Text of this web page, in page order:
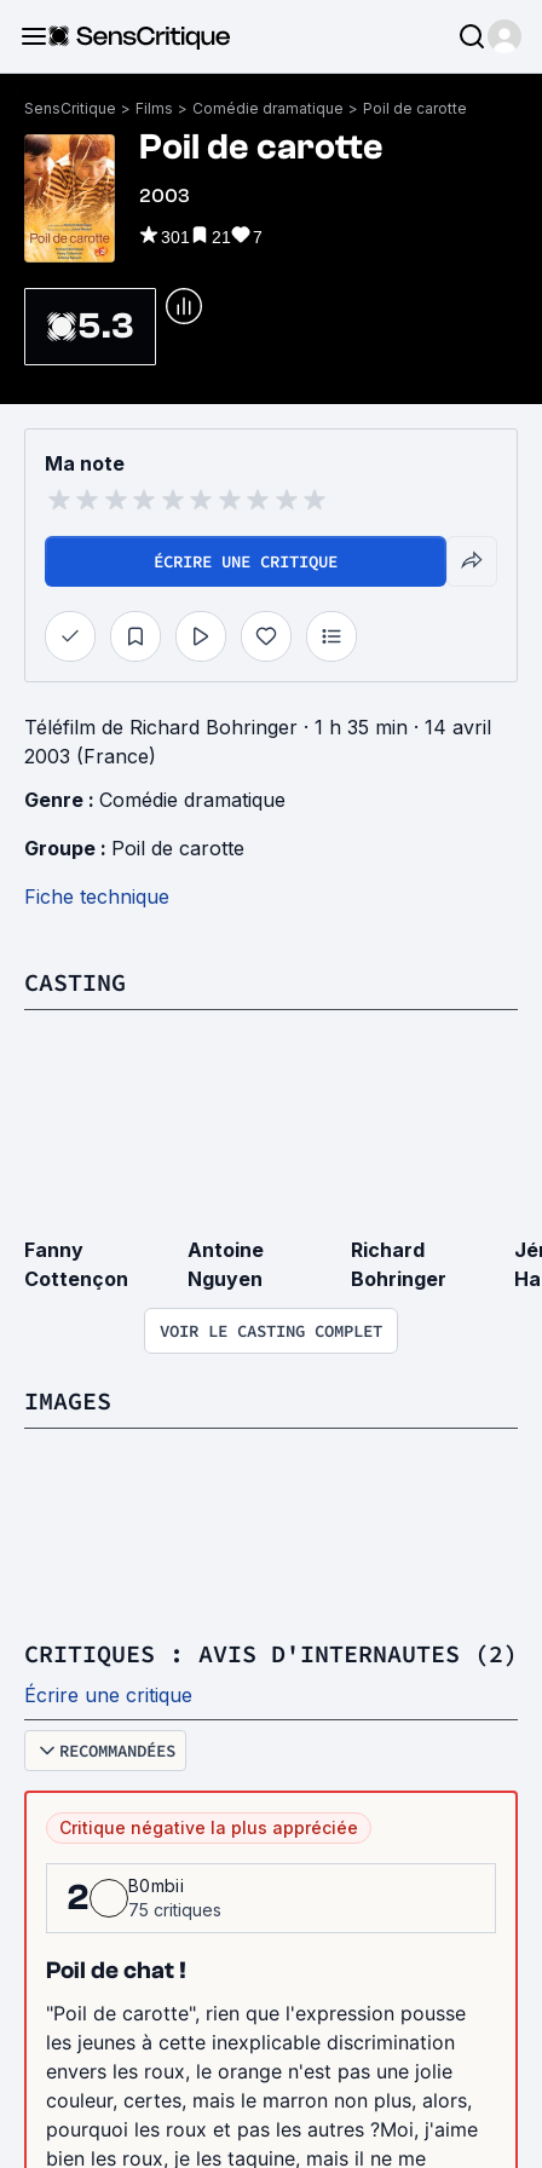
SensCritique > Films > Comédie dramatique > Poil de carotte
Poil de carotte
2003
301 21 7
5.3
Ma note
ÉCRIRE UNE CRITIQUE
Téléfilm de Richard Bohringer · 1 h 35 min · 14 avril
2003 (France)
Genre : Comédie dramatique
Groupe : Poil de carotte
Fiche technique
CASTING
Fanny
Cottençon
Antoine
Nguyen
Richard
Bohringer
VOIR LE CASTING COMPLET
IMAGES
CRITIQUES : AVIS D'INTERNAUTES (2)
Écrire une critique
RECOMMANDÉES
Critique négative la plus appréciée
2
B0mbii
75 critiques
Poil de chat !
"Poil de carotte", rien que l'expression pousse
les jeunes à cette inexplicable discrimination
envers les roux, le orange n'est pas une jolie
couleur, certes, mais le marron non plus, alors,
pourquoi les roux et pas les autres ?Moi, j'aime
bien les roux, je les taquine, mais il ne me